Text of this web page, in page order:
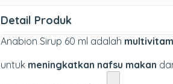
Detail Produk
Anabion Sirup 60 ml adalah
untuk meningkatkan nafsu makan